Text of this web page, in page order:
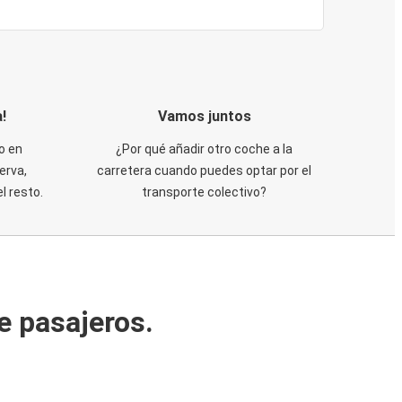
en
resto.
Vamos juntos
¿Por qué añadir otro coche a la
carretera cuando puedes optar por el
transporte colectivo?
pasajeros.